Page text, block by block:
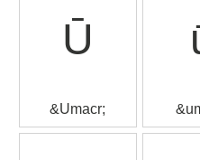
Ū
&Umacr;